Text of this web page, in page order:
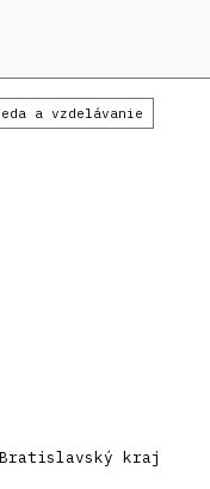
a vzdelávanie
kraj